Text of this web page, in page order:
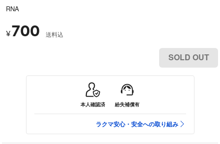
RNA
¥700 送料込
SOLD OUT
本人確認済 紛失補償有
ラクマ安心・安全への取り組み